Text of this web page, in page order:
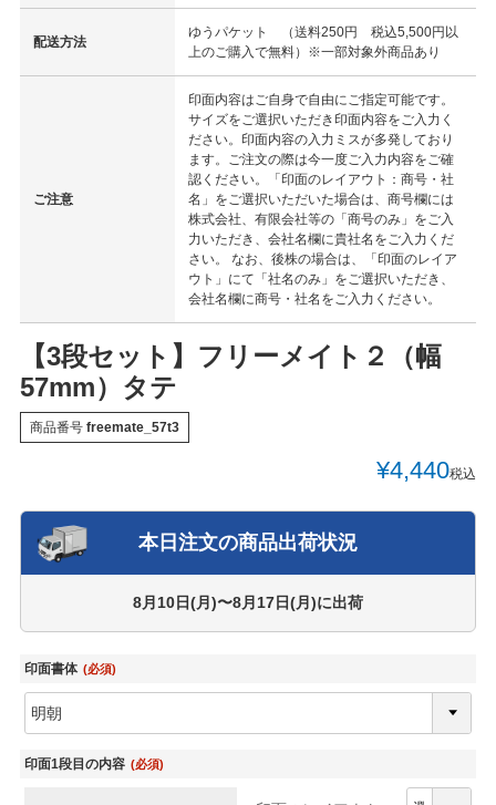
配送方法
ゆうパケット （送料250円 税込5,500円以
上のご購入で無料）※一部対象外商品あり
ご注意
印面内容はご自身で自由にご指定可能です。
サイズをご選択いただき印面内容をご入力く
ださい。印面内容の入力ミスが多発しており
ます。ご注文の際は今一度ご入力内容をご確
認ください。「印面のレイアウト：商号・社
名」をご選択いただいた場合は、商号欄には
株式会社、有限会社等の「商号のみ」をご入
力いただき、会社名欄に貴社名をご入力くだ
さい。 なお、後株の場合は、「印面のレイア
ウト」にて「社名のみ」をご選択いただき、
会社名欄に商号・社名をご入力ください。
【3段セット】フリーメイト２（幅
57mm）タテ
商品番号 freemate_57t3
¥4,440税込
本日注文の商品出荷状況
8月10日(月)〜8月17日(月)に出荷
印面書体 (必須)
印面1段目の内容 (必須)